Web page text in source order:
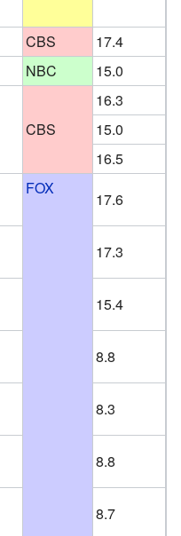
CBS
17.4
NBC
15.0
CBS
16.3
15.0
16.5
FOX
17.6
17.3
15.4
8.8
8.3
8.8
8.7